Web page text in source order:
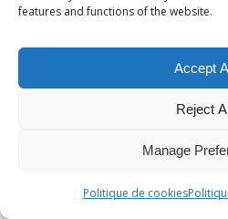
features and functions of the website.
Accept
Reject
Manage
Politique de cookies
innocents qui
Finch a
que c’est un
oiseau moqueur.
avant sa mort